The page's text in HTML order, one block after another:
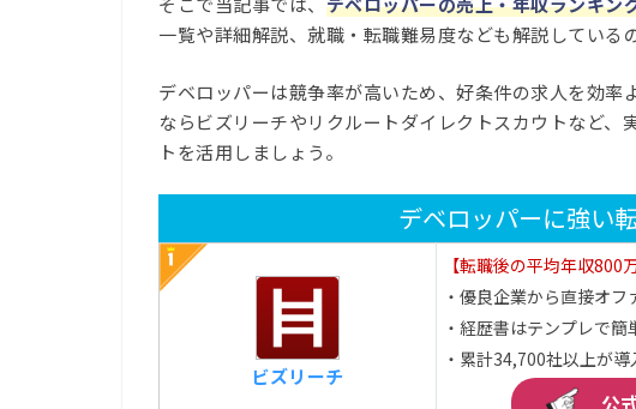
一覧や詳細解説、就職・転職難易度なども解説している
デベロッパーは競争率が高いため、好条件の求人を効率
ならビズリーチやリクルートダイレクトスカウトなど、
トを活用しましょう。
デベロッパーに強い
ビズリーチ
【転職後の平均年収800
・優良企業から直接オフ
・経歴書はテンプレで簡
・累計34,700社以上が導
公